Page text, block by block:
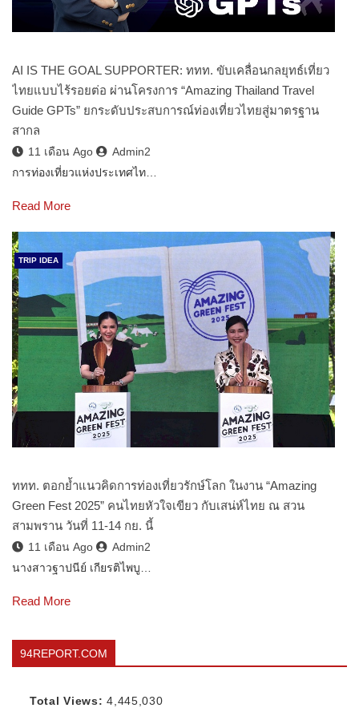
AI IS THE GOAL SUPPORTER: ททท. ขับเคลื่อนกลยุทธ์เที่ยว
ไทยแบบไร้รอยต่อ ผ่านโครงการ “Amazing Thailand Travel
Guide GPTs” ยกระดับประสบการณ์ท่องเที่ยวไทยสู่มาตรฐาน
สากล
11 เดือน Ago
Admin2
การท่องเที่ยวแห่งประเทศไท…
Read More
TRIP IDEA
ททท. ตอกย้ำแนวคิดการท่องเที่ยวรักษ์โลก ในงาน “Amazing
Green Fest 2025” คนไทยหัวใจเขียว กับเสน่ห์ไทย ณ สวน
สามพราน วันที่ 11-14 กย. นี้
11 เดือน Ago
Admin2
นางสาวฐาปนีย์ เกียรติไพบู…
Read More
94REPORT.COM
Total Views:4,445,030